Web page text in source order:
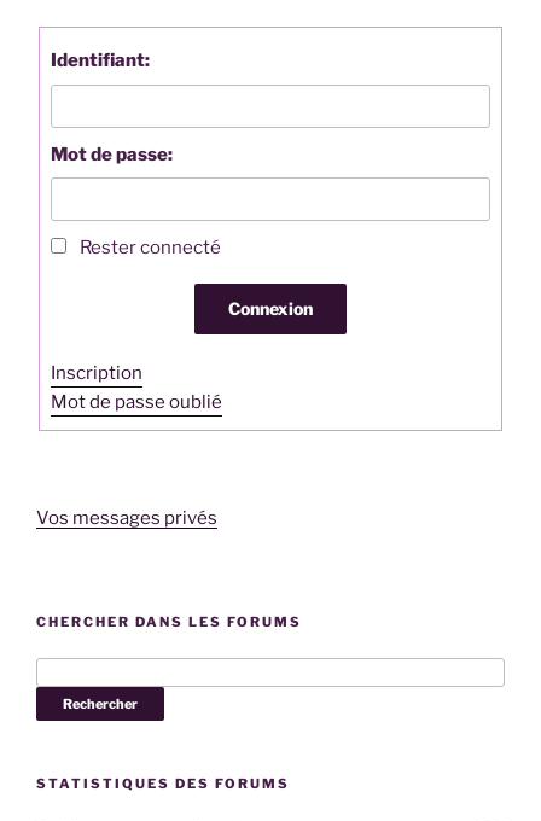
Identifiant:
Mot de passe:
Rester connecté
Connexion
Inscription
Mot de passe oublié
Vos messages privés
CHERCHER DANS LES FORUMS
STATISTIQUES DES FORUMS